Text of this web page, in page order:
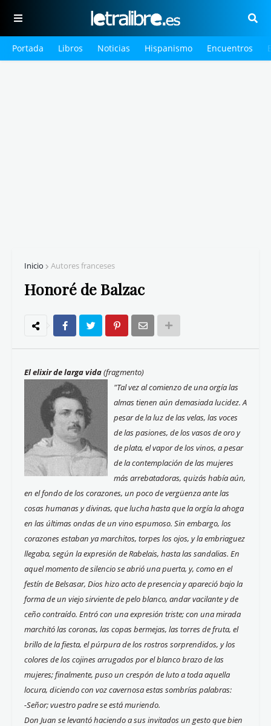
Portada Libros Noticias Hispanismo Encuentros
Inicio Autores franceses
Honoré de Balzac
El elixir de larga vida(fragmento)
"Tal vez al comienzo de una orgía las
almas tienen aún demasiada lucidez. A
pesar de la luz de las velas, las voces
de las pasiones, de los vasos de oro y
de plata, el vapor de los vinos, a pesar
de la contemplación de las mujeres
más arrebatadoras, quizás había aún,
en el fondo de los corazones, un poco de vergüenza ante las
cosas humanas y divinas, que lucha hasta que la orgía la ahoga
en las últimas ondas de un vino espumoso. Sin embargo, los
corazones estaban ya marchitos, torpes los ojos, y la embriaguez
llegaba, según la expresión de Rabelais, hasta las sandalias. En
aquel momento de silencio se abrió una puerta, y, como en el
festín de Belsasar, Dios hizo acto de presencia y apareció bajo la
forma de un viejo sirviente de pelo blanco, andar vacilante y de
ceño contraído. Entró con una expresión triste; con una mirada
marchitó las coronas, las copas bermejas, las torres de fruta, el
brillo de la fiesta, el púrpura de los rostros sorprendidos, y los
colores de los cojines arrugados por el blanco brazo de las
mujeres; finalmente, puso un crespón de luto a toda aquella
locura, diciendo con voz cavernosa estas sombrías palabras:
-Señor; vuestro padre se está muriendo.
Don Juan se levantó haciendo a sus invitados un gesto que bien